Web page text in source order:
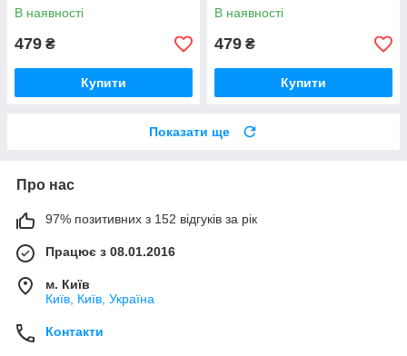
В наявності
479 ₴
Купити
В наявності
479 ₴
Купити
Показати ще
Про нас
97% позитивних з 152 відгуків за рік
Працює з 08.01.2016
м. Київ
Київ, Київ, Україна
Контакти